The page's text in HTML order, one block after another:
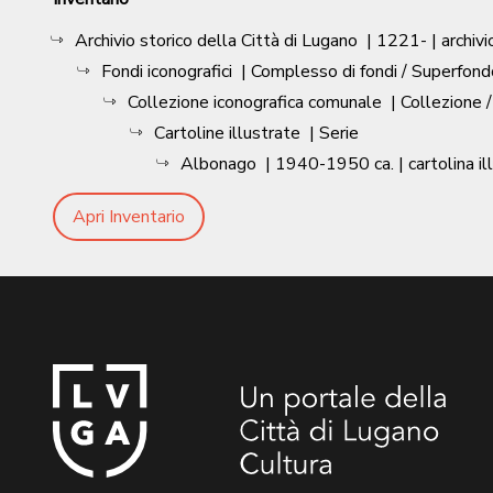
Archivio storico della Città di Lugano | 1221- |
Fondi iconografici | Complesso di fondi /
Collezione iconografica comunale | Collezione
Cartoline illustrate | Serie
Albonago | 1940-1950 ca. | cartolina
Apri Inventario